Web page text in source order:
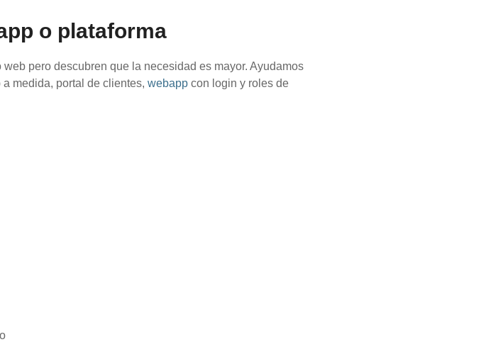
o plataforma
pero descubren que la necesidad es mayor. Ayudamos
medida, portal de clientes, webapp con login y roles de